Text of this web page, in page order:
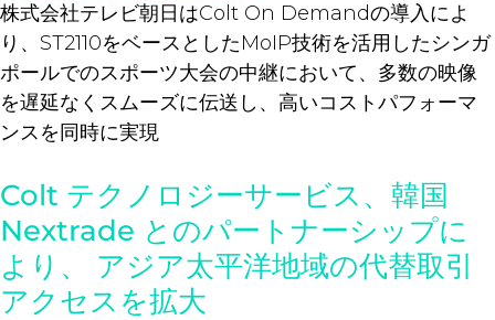
株式会社テレビ朝日はColt On Demandの導入によ
り、ST2110をベースとしたMoIP技術を活用したシンガ
ポールでのスポーツ大会の中継において、多数の映像
を遅延なくスムーズに伝送し、高いコストパフォーマ
ンスを同時に実現
Colt テクノロジーサービス、韓国
Nextrade とのパートナーシップに
より、 アジア太平洋地域の代替取引
アクセスを拡大